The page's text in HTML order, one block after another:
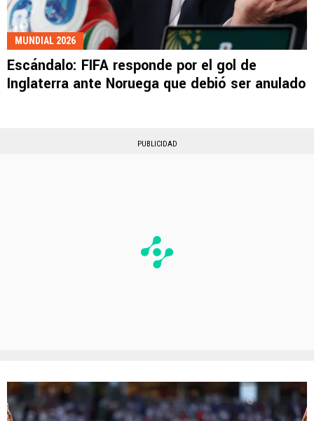
MUNDIAL 2026
Escándalo: FIFA responde por el gol de
Inglaterra ante Noruega que debió ser anulado
PUBLICIDAD